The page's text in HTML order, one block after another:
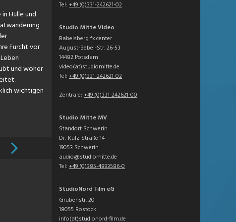
Hülle und
Furcht vor
und woher
wichtigen
Tel: +49 (0)331-242621-02
Studio Mitte Video
Babelsberg fx.center
August-Bebel-Str. 26-53
14482 Potsdam
video(at)studiomitte.de
Tel: +49 (0)331-242621-02
Zentrale: +49 (0)331-242621-00
Studio Mitte MV
Standort Schwerin
Dr.-Külz-Straße 14
19053 Schwerin
audio@studiomitte.de
Tel: +49 (0)385-4893586-0
StudioNord Film eG
Grubenstr. 20
18055 Rostock
info(at)studionord-film.de